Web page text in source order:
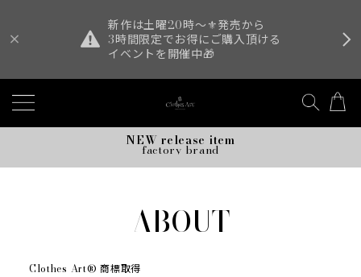
新作は土曜20時〜⚜️発売から
3時間限定でお得にご購入頂ける
イベントを開催中🎁
NEW release item
factory brand
ABOUT
Clothes Art®︎ 商標取得